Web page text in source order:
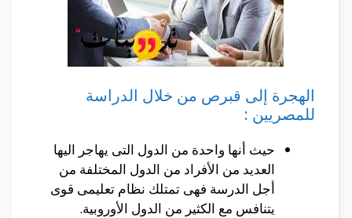
الهجرة إلى قبرص من خلال الدراسة
للمصريين :
حيث أنها واحدة من الدول التى يهاجر اليها
العديد من الأفراد من الدول المختلفة من
أجل الدرسة فهى تمتلك نظام تعليمى قوى
يتنافس مع الكثير من الدول الأوروبية.